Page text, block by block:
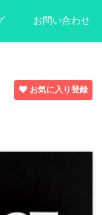
お問い合わせ
お気に入り登録